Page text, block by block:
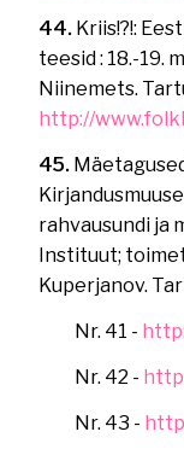
44. Kriis!?!:
teesid : 18.-19.
Niinemets.
http://
45.
rahvausundi ja
Instituut;
Kuperjanov.
Nr. 41 -
Nr. 42 -
Nr. 43 -